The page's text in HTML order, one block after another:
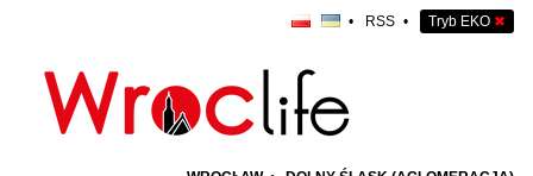
• RSS • Tryb EKO ✖